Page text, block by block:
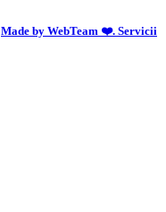
Made by WebTeam ❤️. Servicii